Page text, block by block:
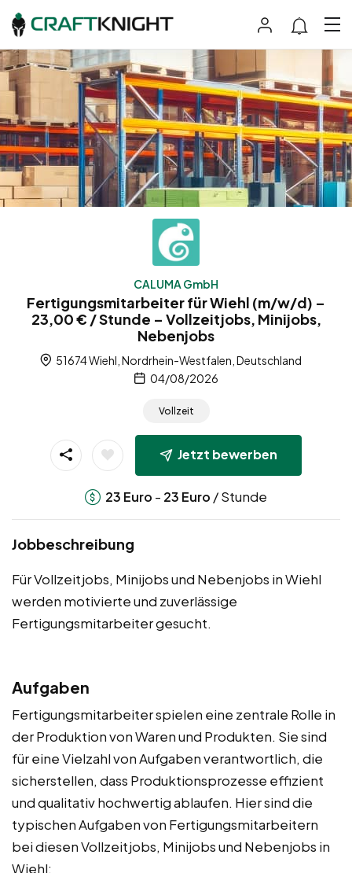
CALUMA GmbH
Fertigungsmitarbeiter für Wiehl (m/w/d) –
23,00 € / Stunde – Vollzeitjobs, Minijobs,
Nebenjobs
51674 Wiehl, Nordrhein-Westfalen, Deutschland
04/08/2026
Vollzeit
Jetzt bewerben
23 Euro - 23 Euro / Stunde
Jobbeschreibung
Für Vollzeitjobs, Minijobs und Nebenjobs in Wiehl
werden motivierte und zuverlässige
Fertigungsmitarbeiter gesucht.
Aufgaben
Fertigungsmitarbeiter spielen eine zentrale Rolle in
der Produktion von Waren und Produkten. Sie sind
für eine Vielzahl von Aufgaben verantwortlich, die
sicherstellen, dass Produktionsprozesse effizient
und qualitativ hochwertig ablaufen. Hier sind die
typischen Aufgaben von Fertigungsmitarbeitern
bei diesen Vollzeitjobs, Minijobs und Nebenjobs in
Wiehl: